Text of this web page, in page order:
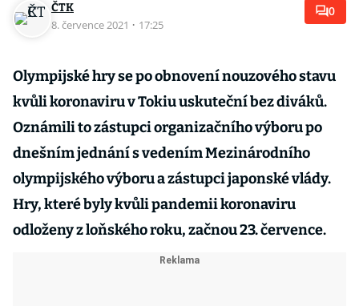
ČTK
8. července 2021 · 17:25
0
Olympijské hry se po obnovení nouzového stavu
kvůli koronaviru v Tokiu uskuteční bez diváků.
Oznámili to zástupci organizačního výboru po
dnešním jednání s vedením Mezinárodního
olympijského výboru a zástupci japonské vlády.
Hry, které byly kvůli pandemii koronaviru
odloženy z loňského roku, začnou 23. července.